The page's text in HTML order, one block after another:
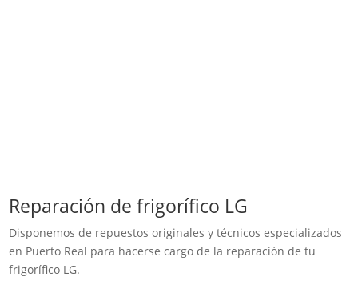
Reparación de frigorífico LG
Disponemos de repuestos originales y técnicos especializados
en Puerto Real para hacerse cargo de la reparación de tu
frigorífico LG.